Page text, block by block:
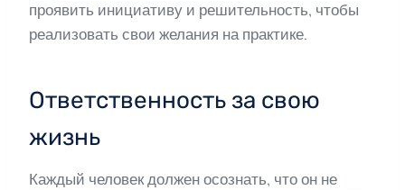
проявить инициативу и решительность, чтобы
реализовать свои желания на практике.
Ответственность за свою
жизнь
Каждый человек должен осознать, что он не